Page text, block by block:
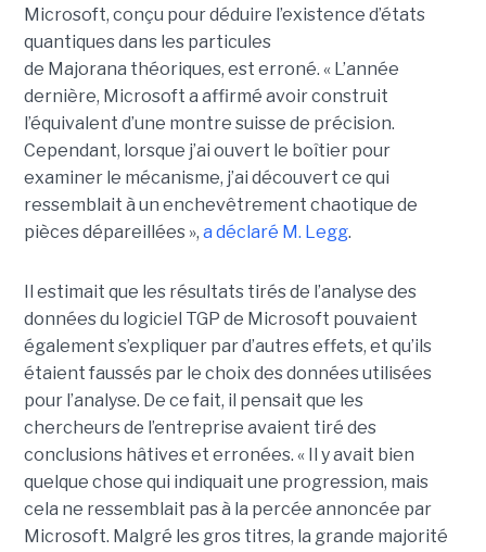
Microsoft, conçu pour déduire l’existence d’états
quantiques dans les particules
de Majorana théoriques, est erroné. « L’année
dernière, Microsoft a affirmé avoir construit
l’équivalent d’une montre suisse de précision.
Cependant, lorsque j’ai ouvert le boîtier pour
examiner le mécanisme, j’ai découvert ce qui
ressemblait à un enchevêtrement chaotique de
pièces dépareillées », a déclaré M. Legg.
Il estimait que les résultats tirés de l’analyse des
données du logiciel TGP de Microsoft pouvaient
également s’expliquer par d’autres effets, et qu’ils
étaient faussés par le choix des données utilisées
pour l’analyse. De ce fait, il pensait que les
chercheurs de l’entreprise avaient tiré des
conclusions hâtives et erronées. « Il y avait bien
quelque chose qui indiquait une progression, mais
cela ne ressemblait pas à la percée annoncée par
Microsoft. Malgré les gros titres, la grande majorité